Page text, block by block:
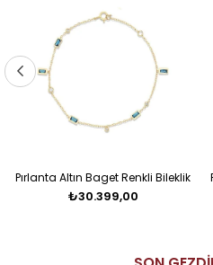
Pırlanta Altın Baget Renkli Bileklik
₺30.399,00